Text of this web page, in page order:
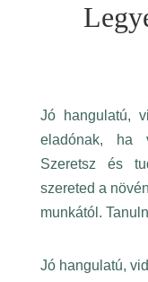
Jó hangulatú,
eladónak, ha
Szeretsz és
szereted a
munkától.
Jó hangulatú,